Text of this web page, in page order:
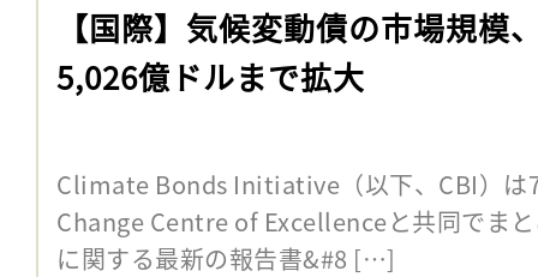
【国際】気候変動債の市場規模
5,026億ドルまで拡大
Climate Bonds Initiative（以下、CBI）は
Change Centre of Excellenceと共同でま
に関する最新の報告書&#8 […]